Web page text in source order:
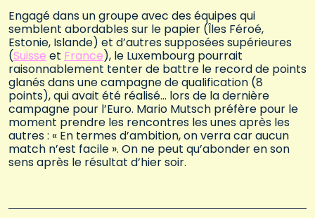
Engagé dans un groupe avec des équipes qui
semblent abordables sur le papier (Îles Féroé,
Estonie, Islande) et d’autres supposées supérieures
(Suisse et France), le Luxembourg pourrait
raisonnablement tenter de battre le record de points
glanés dans une campagne de qualification (8
points), qui avait été réalisé… lors de la dernière
campagne pour l’Euro. Mario Mutsch préfère pour le
moment prendre les rencontres les unes après les
autres : « En termes d’ambition, on verra car aucun
match n’est facile ». On ne peut qu’abonder en son
sens après le résultat d’hier soir.